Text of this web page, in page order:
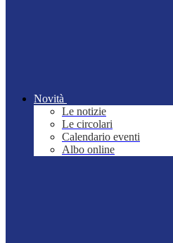
Novità
Le notizie
Le circolari
Calendario eventi
Albo online